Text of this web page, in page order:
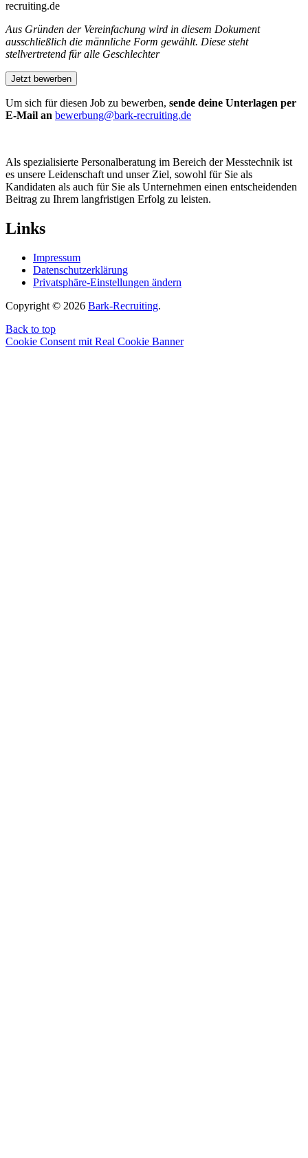
recruiting.de
Aus Gründen der Vereinfachung wird in diesem Dokument
ausschließlich die männliche Form gewählt. Diese steht
stellvertretend für alle Geschlechter
Um sich für diesen Job zu bewerben, sende deine Unterlagen per
E-Mail an bewerbung@bark-recruiting.de
Als spezialisierte Personalberatung im Bereich der Messtechnik ist
es unsere Leidenschaft und unser Ziel, sowohl für Sie als
Kandidaten als auch für Sie als Unternehmen einen entscheidenden
Beitrag zu Ihrem langfristigen Erfolg zu leisten.
Links
Impressum
Datenschutzerklärung
Privatsphäre-Einstellungen ändern
Copyright © 2026 Bark-Recruiting.
Back to top
Cookie Consent mit Real Cookie Banner